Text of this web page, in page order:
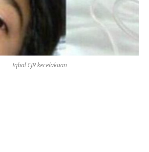
Iqbal CJR kecelakaan